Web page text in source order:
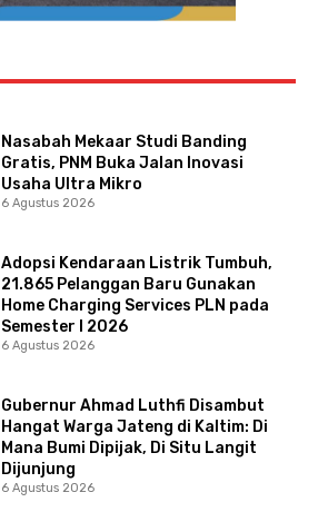
Nasabah Mekaar Studi Banding
Gratis, PNM Buka Jalan Inovasi
Usaha Ultra Mikro
6 Agustus 2026
Adopsi Kendaraan Listrik Tumbuh,
21.865 Pelanggan Baru Gunakan
Home Charging Services PLN pada
Semester I 2026
6 Agustus 2026
Gubernur Ahmad Luthfi Disambut
Hangat Warga Jateng di Kaltim: Di
Mana Bumi Dipijak, Di Situ Langit
Dijunjung
6 Agustus 2026